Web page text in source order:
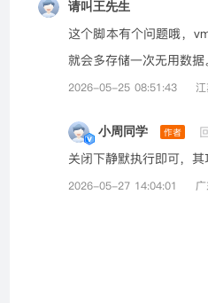
请叫王先生
这个脚本有个问题哦，
就会多存储一次无用数据
2026-05-25 08:51:43
小周同学 作者
关闭下静默执行即可，
2026-05-27 14:04:01